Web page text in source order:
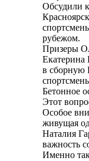
Обсудили
рубежом.
Призеры
Екатерина
в сборную
Бетонное
Этот
Особое
живущая
Наталия
важность
Именно